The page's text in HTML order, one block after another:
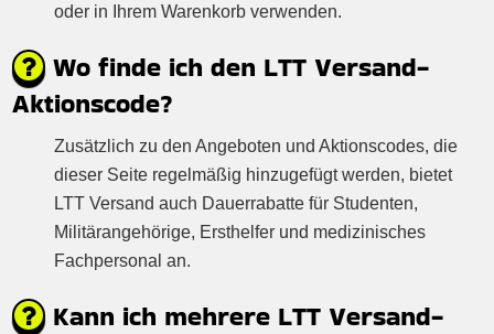
oder in Ihrem Warenkorb verwenden.
Wo finde ich den LTT Versand-
Aktionscode?
Zusätzlich zu den Angeboten und Aktionscodes, die
dieser Seite regelmäßig hinzugefügt werden, bietet
LTT Versand auch Dauerrabatte für Studenten,
Militärangehörige, Ersthelfer und medizinisches
Fachpersonal an.
Kann ich mehrere LTT Versand-